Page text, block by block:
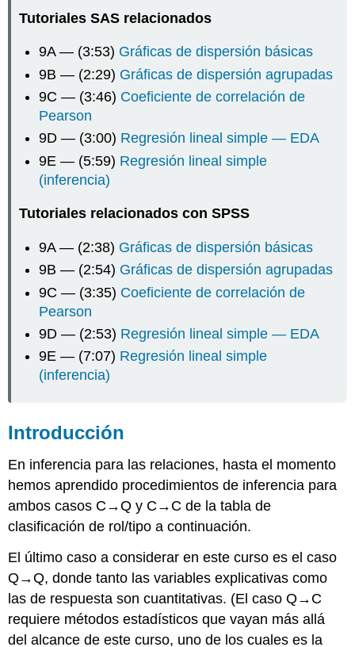
Coeficiente
Determinación
Objetivos
aprendizaje
Procedimiento
de
para
la
en
Lineal
Simple
EJEMPLO:
vs
Cry
EJEMPLO:
Gestación
vs.
animales
Primas
de
seguros
Tutoriales SAS relacionados
9A — (3:53) Gráficas de dispersión básicas
9B — (2:29) Gráficas de dispersión agrupadas
9C — (3:46) Coeficiente de correlación de
Pearson
9D — (3:00) Regresión lineal simple — EDA
9E — (5:59) Regresión lineal simple
(inferencia)
Tutoriales relacionados con SPSS
9A — (2:38) Gráficas de dispersión básicas
9B — (2:54) Gráficas de dispersión agrupadas
9C — (3:35) Coeficiente de correlación de
Pearson
9D — (2:53) Regresión lineal simple — EDA
9E — (7:07) Regresión lineal simple
(inferencia)
Introducción
En inferencia para las relaciones, hasta el momento
hemos aprendido procedimientos de inferencia para
ambos casos C→Q y C→C de la tabla de
clasificación de rol/tipo a continuación.
El último caso a considerar en este curso es el caso
Q→Q, donde tanto las variables explicativas como
las de respuesta son cuantitativas. (El caso Q→C
requiere métodos estadísticos que vayan más allá
del alcance de este curso, uno de los cuales es la